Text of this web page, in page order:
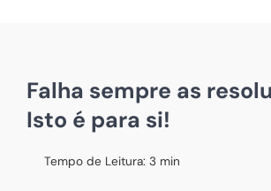
Falha sempre as
Isto é para si!
Tempo de Leitura: 3 min